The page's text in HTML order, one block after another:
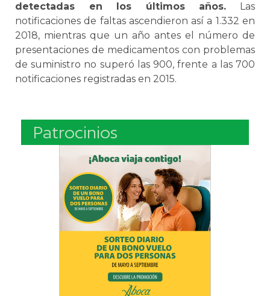
detectadas en los últimos años. Las
notificaciones de faltas ascendieron así a 1.332 en
2018, mientras que un año antes el número de
presentaciones de medicamentos con problemas
de suministro no superó las 900, frente a las 700
notificaciones registradas en 2015.
Patrocinios